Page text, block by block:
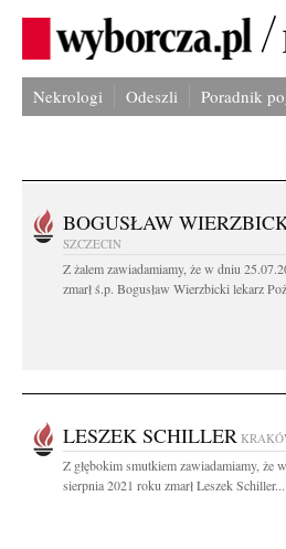
Nekrologi Odeszli Poradnik
BOGUSŁAW
SZCZECIN
Z żalem zawiadamiamy, że w dniu
zmarł ś.p. Bogusław Wierzbicki lekarz
LESZEK SCHILLER
Z głębokim smutkiem zawiadamiamy, że
sierpnia 2021 roku zmarł Leszek Schiller...